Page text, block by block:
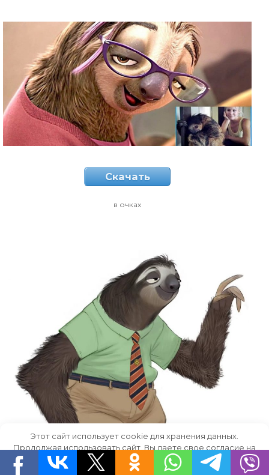
Скачать
в очках
Этот сайт использует cookie для хранения данных.
Продолжая использовать сайт, Вы даете свое согласие на
работу с этими файлами.